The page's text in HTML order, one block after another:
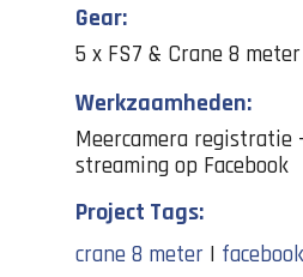
Gear:
5 x FS7 & Crane 8 meter
Werkzaamheden:
Meercamera registratie
streaming op Facebook
Project Tags:
crane 8 meter |